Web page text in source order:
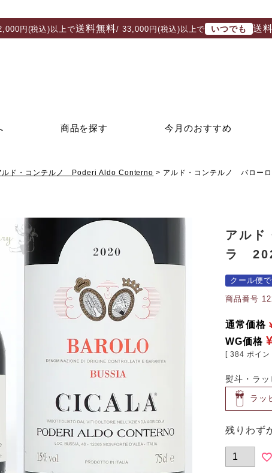
円(税込)以上で送料無料/ 33,000円(税込)以上で いつでも 送
商品を探す 今月のおすすめ
ルド・コンテルノ Poderi Aldo Conterno アルド・コンテルノ バロ
アル
ラ
クール便
商品番号
通常価格
WG価格 ¥
[ 384 ポイ
熨斗・ラ
ラッ
残りわず